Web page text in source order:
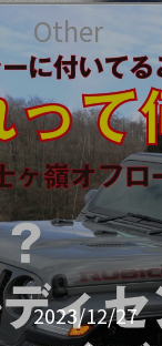
Other
2023/12/27